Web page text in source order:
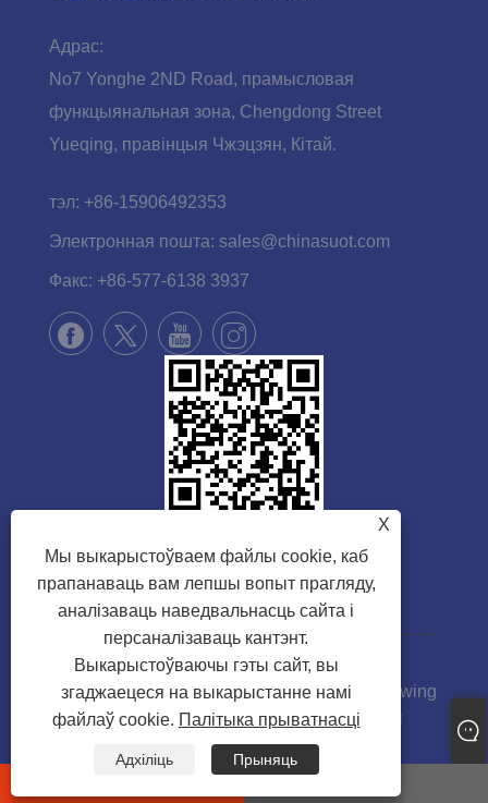
Адрас:
No7 Yonghe 2ND Road, прамысловая
функцыянальная зона, Chengdong Street
Yueqing, правінцыя Чжэцзян, Кітай.
тэл: +86-15906492353
Электронная пошта: sales@chinasuot.com
Факс: +86-577-6138 3937
Аўтарскае права © 2022 Zhejiang Suote Sewing
Machine Mechanism Co., Ltd. Усе правы
абаронены
Sitemap RSS
Палітыка прыватнасці
X
Мы выкарыстоўваем файлы cookie, каб
прапанаваць вам лепшы вопыт прагляду,
аналізаваць наведвальнасць сайта і
персаналізаваць кантэнт.
Выкарыстоўваючы гэты сайт, вы
згаджаецеся на выкарыстанне намі
файлаў cookie. Палітыка прыватнасці
Адхіліць Прыняць